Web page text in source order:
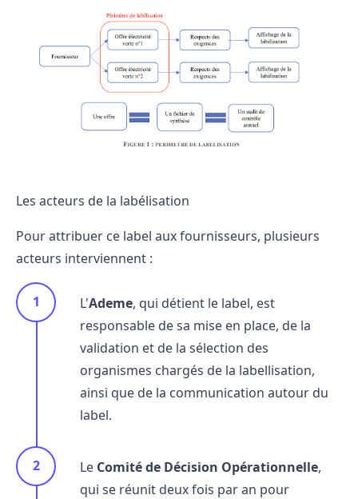
Les acteurs de la labélisation
Pour attribuer ce label aux fournisseurs, plusieurs
acteurs interviennent :
L'Ademe, qui détient le label, est
responsable de sa mise en place, de la
validation et de la sélection des
organismes chargés de la labellisation,
ainsi que de la communication autour du
label.
Le Comité de Décision Opérationnelle,
qui se réunit deux fois par an pour